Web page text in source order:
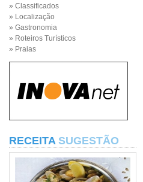
» Classificados
» Localização
» Gastronomia
» Roteiros Turísticos
» Praias
RECEITA SUGESTÃO